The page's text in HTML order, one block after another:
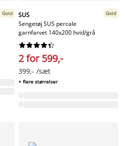
Gold
SUS
Sengetøj SUS percale
garnfarvet 140x200 hvid/grå
Gold






2 for 599,-
399,- /sæt
+ flere størrelser